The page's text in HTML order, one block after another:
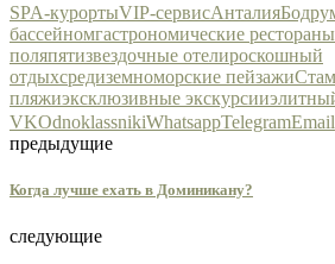
SPA-курортыVIP-сервисАнталия
бассейномгастрономические рестораны
поляпятизвездочные отелироскошный
отдыхсредиземноморские пейзажи
пляжиэксклюзивные экскурсии
VKOdnoklassnikiWhatsappTelegramEmail
предыдущие
Когда лучше ехать в Доминикану?
следующие